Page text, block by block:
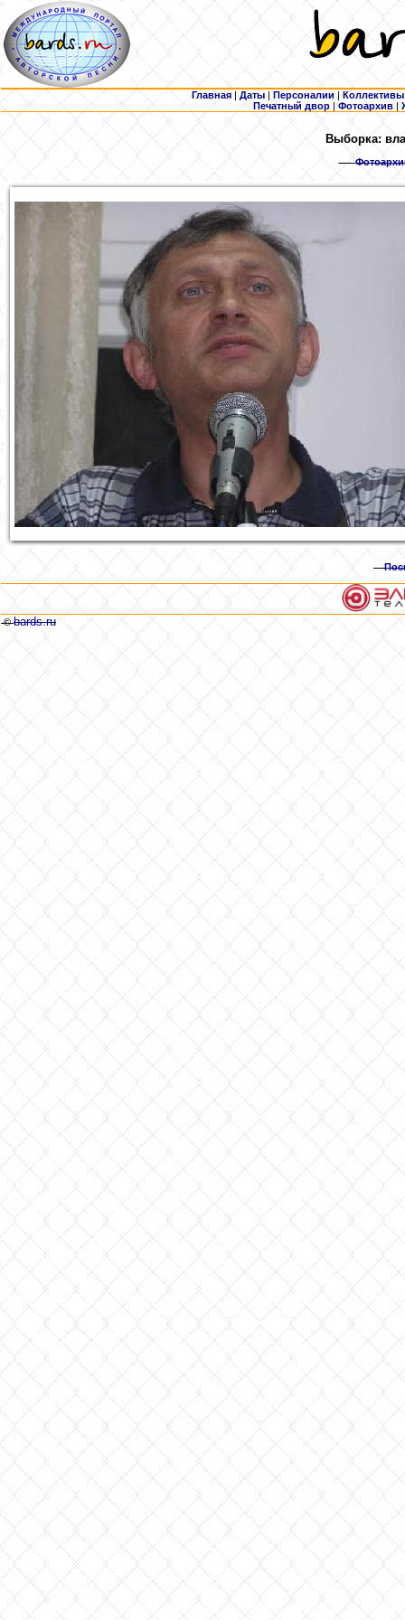
Главная | Даты | Персоналии | Коллективы
Печатный двор |Фотоархив |
Выборка:
©bards.ru